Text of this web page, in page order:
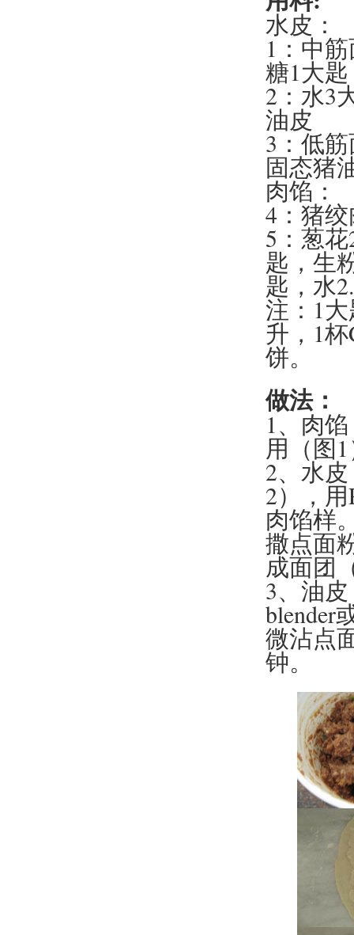
水皮：
1：中
糖1大
2：水3
油皮
3：低
固态猪
肉馅：
4：猪
5：葱
匙，生
匙，水
注：1大
升，1
饼。
做法：
1、肉
用（图
2、水
2），
肉馅样
撒点面
成面团
3、油
blender
微沾点
钟。